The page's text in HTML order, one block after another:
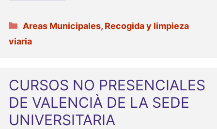
Categorías
Areas Municipales, Recogida y limpieza
viaria
CURSOS NO PRESENCIALES
DE VALENCIÀ DE LA SEDE
UNIVERSITARIA